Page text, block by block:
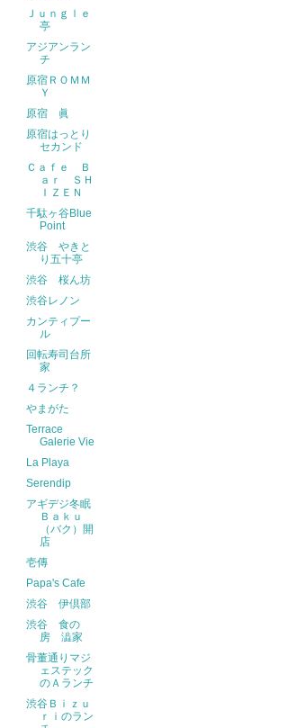
Ｊｕｎｇｌｅ
亭
アジアンラン
チ
原宿ＲＯＭＭ
Ｙ
原宿 眞
原宿はっとり
セカンド
Ｃａｆｅ Ｂ
ａｒ ＳＨ
ＩＺＥＮ
千駄ヶ谷Blue
Point
渋谷 やきと
り五十亭
渋谷 桜ん坊
渋谷レノン
カンティプー
ル
回転寿司台所
家
４ランチ？
やまがた
Terrace
Galerie Vie
La Playa
Serendip
アギデジ冬眠
Ｂａｋｕ
（バク）開
店
壱傳
Papa's Cafe
渋谷 伊倶部
渋谷 食の
房 澁家
骨董通りマジ
ェステック
のＡランチ
渋谷Ｂｉｚｕ
ｒｉのラン